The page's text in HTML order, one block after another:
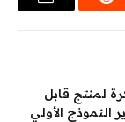
رديت
البريد
لمنتج قابل
النموذج الأولي